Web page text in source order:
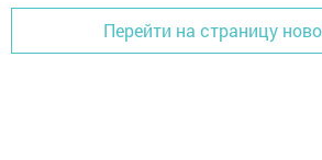
Перейти на страницу